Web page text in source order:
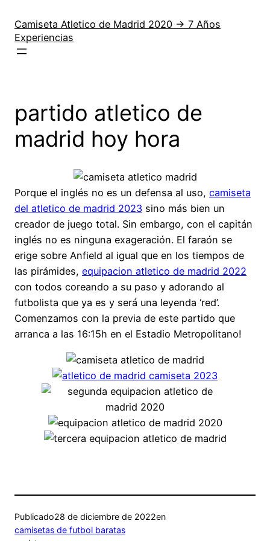
contenido
Camiseta Atletico de Madrid 2020 → 7 Años
Experiencias
partido atletico de
madrid hoy hora
Porque el inglés no es un defensa al uso, camiseta
del atletico de madrid 2023 sino más bien un
creador de juego total. Sin embargo, con el capitán
inglés no es ninguna exageración. El faraón se
erige sobre Anfield al igual que en los tiempos de
las pirámides, equipacion atletico de madrid 2022
con todos coreando a su paso y adorando al
futbolista que ya es y será una leyenda ‘red’.
Comenzamos con la previa de este partido que
arranca a las 16:15h en el Estadio Metropolitano!
Publicado28 de diciembre de 2022en
camisetas de futbol baratas